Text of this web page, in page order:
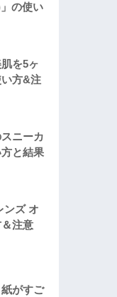
の使い
を5ヶ
方&注
ニーカ
と結果
ンズ オ
注意
がすご